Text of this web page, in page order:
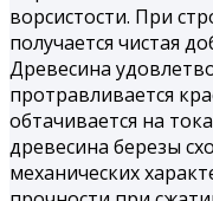
ворсистости. При
получается чистая
Дре­весина
протравливается
обтачивается на
древесина березы
механических